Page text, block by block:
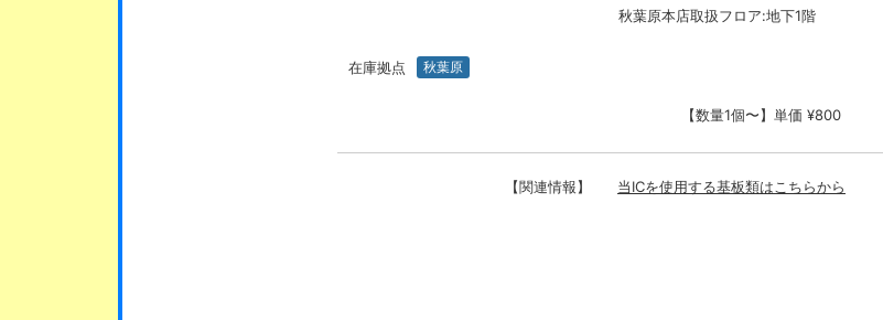
秋葉原本店取扱フロア:地下1階
在庫拠点 秋葉原
【数量1個〜】単価 ¥800
【関連情報】 当ICを使用する基板類はこちらから